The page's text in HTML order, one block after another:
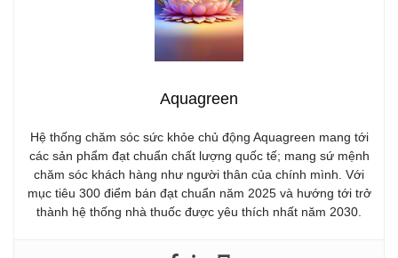
Aquagreen
Hệ thống chăm sóc sức khỏe chủ động Aquagreen mang tới
các sản phẩm đạt chuẩn chất lượng quốc tế; mang sứ mệnh
chăm sóc khách hàng như người thân của chính mình. Với
mục tiêu 300 điểm bán đạt chuẩn năm 2025 và hướng tới trở
thành hệ thống nhà thuốc được yêu thích nhất năm 2030.